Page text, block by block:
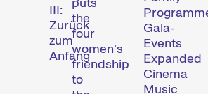
III:
Zurück
zum
Anfang
the
four
women's
friendship
to
Gala-
Events
Expanded
Cinema
Music
Hors Concours